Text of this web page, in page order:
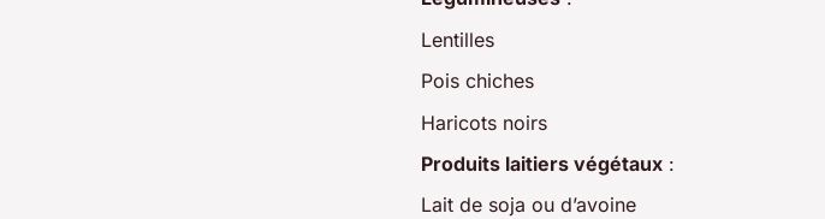
Lentilles
Pois chiches
Haricots noirs
Produits laitiers végétaux :
Lait de soja ou d’avoine